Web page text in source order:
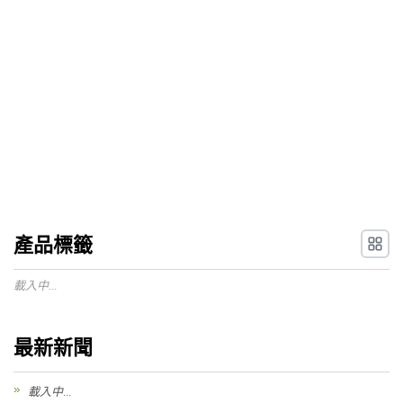
產品標籤
載入中...
最新新聞
載入中...